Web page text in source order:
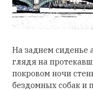
На заднем сиденье
глядя на
покровом ночи
бездомных собак и